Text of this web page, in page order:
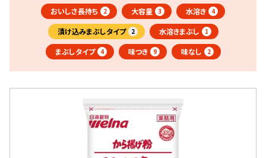
おいしさ長持ち 2 大容量 3 水溶き 4
漬け込みまぶしタイプ 2 水溶きまぶし 1
まぶしタイプ 4 味つき 9 味なし 2